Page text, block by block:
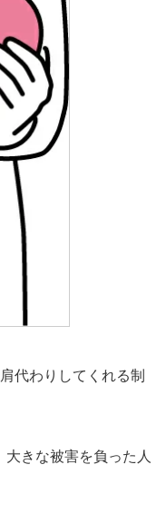
代わりしてくれる制
きな被害を負った人